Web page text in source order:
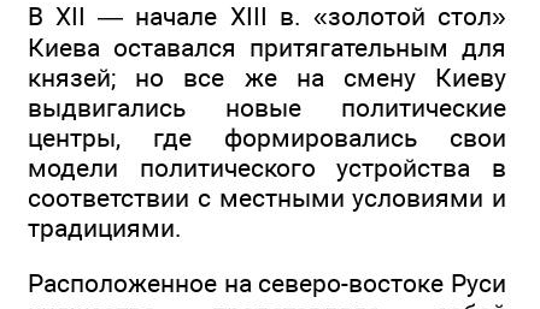
В XII — начале XIII в. «золотой стол»
Киева оставался притягательным для
князей; но все же на смену Киеву
выдвигались новые политические
центры, где формировались свои
модели политического устройства в
соответствии с местными условиями и
традициями.
Расположенное на северо-востоке Руси